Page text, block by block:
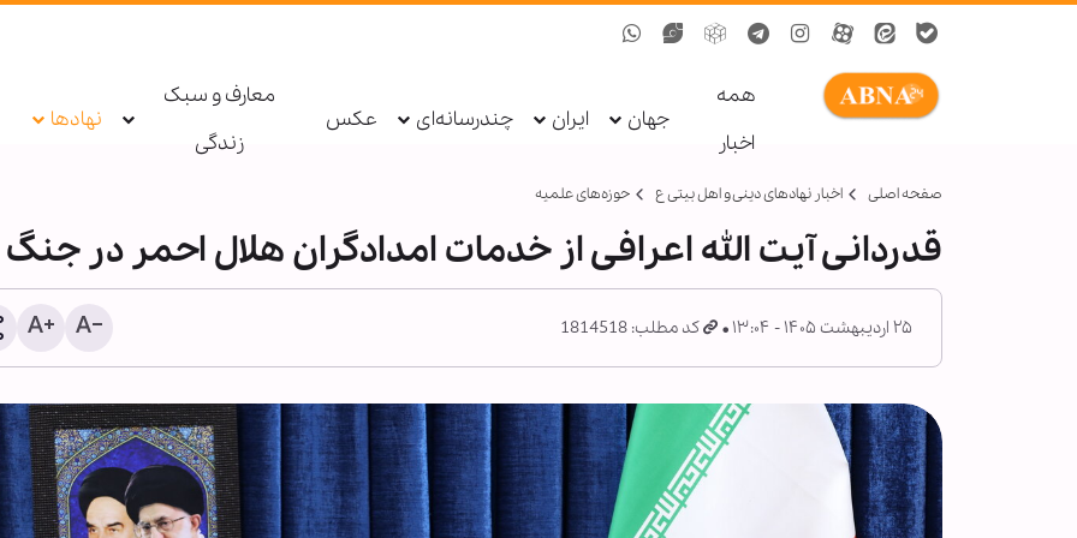
همه
اخبار
جهان ایران چندرسانه‌ای عکس
معارف و سبک
زندگی
نهادها
صفحه اصلی اخبار نهادهای دینی و اهل بیتی ع حوزه‌های علمیه
قدردانی آیت الله اعرافی از خدمات امدادگران هلال احمر در جنگ
۲۵ اردیبهشت ۱۴۰۵ - ۱۳:۰۴ کد مطلب: 1814518
حزب‌الله: دولت لبنان
امتیازدهی به تل‌آویو را